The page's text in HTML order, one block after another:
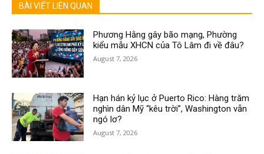
BÀI VIẾT LIÊN QUAN
Phương Hằng gây bão mạng, Phường
kiểu mẫu XHCN của Tô Lâm đi về đâu?
August 7, 2026
Hạn hán kỷ lục ở Puerto Rico: Hàng trăm
nghìn dân Mỹ “kêu trời”, Washington vẫn
ngó lơ?
August 7, 2026